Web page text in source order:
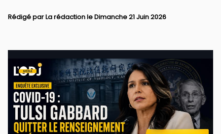
Rédigé par La rédaction le Dimanche 21 Juin 2026